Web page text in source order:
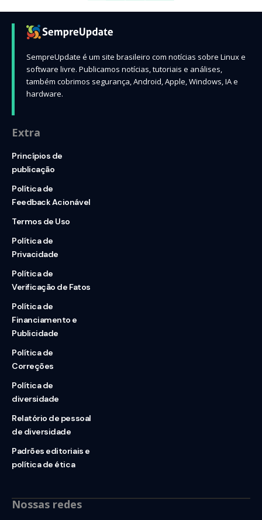
SempreUpdate é um site brasileiro com notícias sobre Linux e
software livre. Publicamos notícias, tutoriais e análises,
também cobrimos segurança, Android, Apple, Windows, IA e
hardware.
Extra
Princípios de
publicação
Política de
Feedback Acionável
Termos de Uso
Política de
Privacidade
Política de
Verificação de Fatos
Política de
Financiamento e
Publicidade
Política de
Correções
Política de
diversidade
Relatório de pessoal
de diversidade
Padrões editoriais e
política de ética
Nossas redes